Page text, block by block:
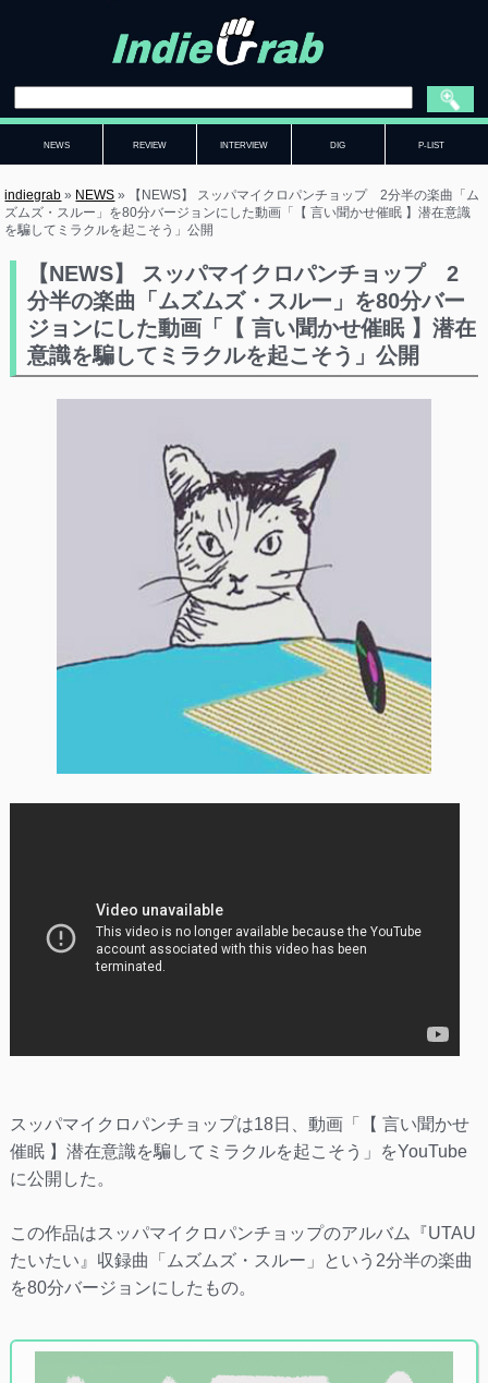
NEWS REVIEW INTERVIEW DIG P-LIST
indiegrab » NEWS »
【NEWS】 スッパマイクロパンチョップ 2分半の楽曲「ム
ズムズ・スルー」を80分バージョンにした動画「【 言い聞かせ催眠 】潜在意識
を騙してミラクルを起こそう」公開
【NEWS】 スッパマイクロパンチョップ 2
分半の楽曲「ムズムズ・スルー」を80分バー
ジョンにした動画「【 言い聞かせ催眠 】潜在
意識を騙してミラクルを起こそう」公開
スッパマイクロパンチョップは18日、動画「【 言い聞かせ
催眠 】潜在意識を騙してミラクルを起こそう」をYouTube
に公開した。
この作品はスッパマイクロパンチョップのアルバム『UTAU
たいたい』収録曲「ムズムズ・スルー」という2分半の楽曲
を80分バージョンにしたもの。